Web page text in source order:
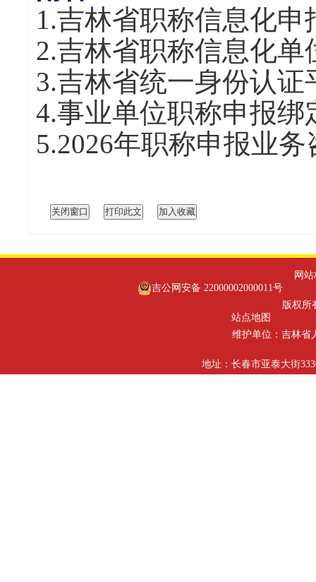
1.吉林省职称信息化申
2.吉林省职称信息化
3.吉林省统一身份认
4.事业单位职称申报
5.2026年职称申报业
吉公网安备 22000002000011号 网
站点地图
版权
维护单位：吉林
地址：长春市亚泰大街